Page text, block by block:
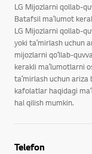
LG Mijozlarni qollab-
Batafsil maʼlumot
LG Mijozlarni qollab-
yoki taʼmirlash uchun
mijozlarni qoʻllab-
kerakli maʼlumotlarni
taʼmirlash uchun
kafolatlar haqidagi
hal qilish mumkin.
Telefon